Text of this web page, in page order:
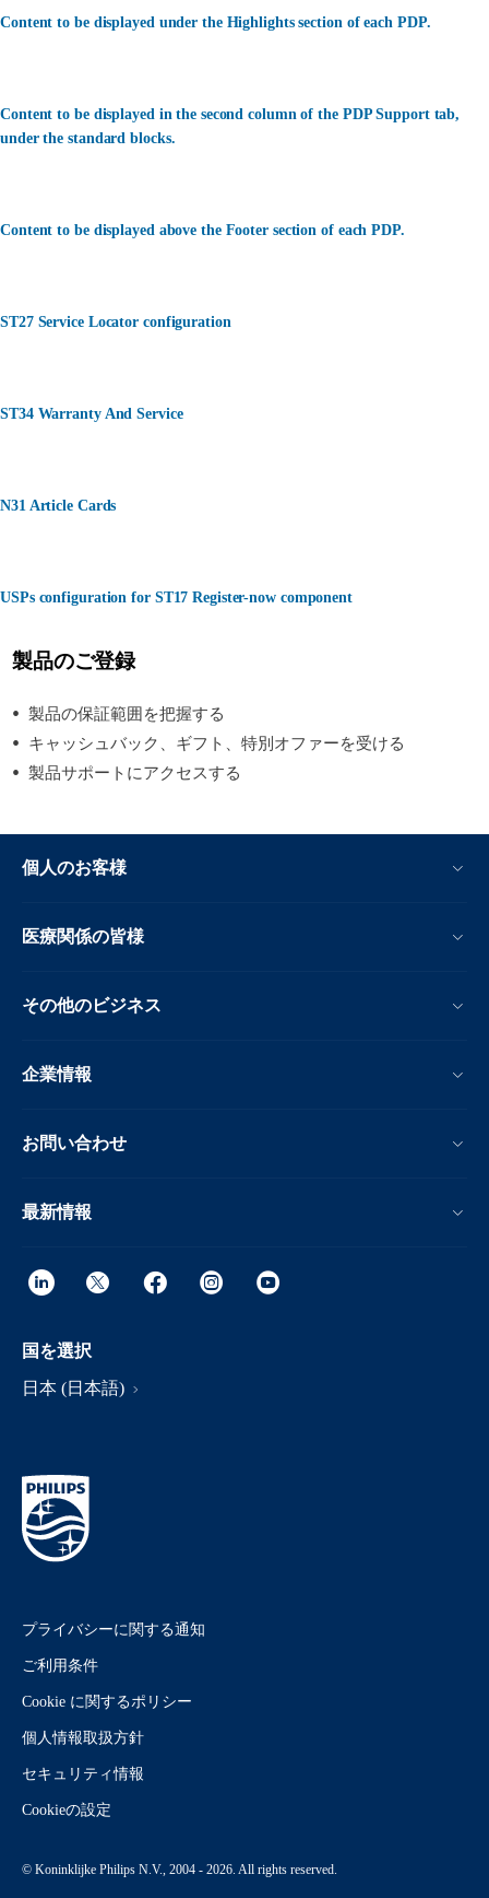
Content to be displayed under the Highlights section of each PDP.
Content to be displayed in the second column of the PDP Support tab,
under the standard blocks.
Content to be displayed above the Footer section of each PDP.
ST27 Service Locator configuration
ST34 Warranty And Service
N31 Article Cards
USPs configuration for ST17 Register-now component
製品のご登録
製品の保証範囲を把握する
キャッシュバック、ギフト、特別オファーを受ける
製品サポートにアクセスする
個人のお客様
医療関係の皆様
その他のビジネス
企業情報
お問い合わせ
最新情報
国を選択
日本 (日本語)
プライバシーに関する通知
ご利用条件
Cookie に関するポリシー
個人情報取扱方針
セキュリティ情報
Cookieの設定
© Koninklijke Philips N.V., 2004 - 2026. All rights reserved.